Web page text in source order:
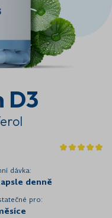
D3
dávka:
denně
pro: